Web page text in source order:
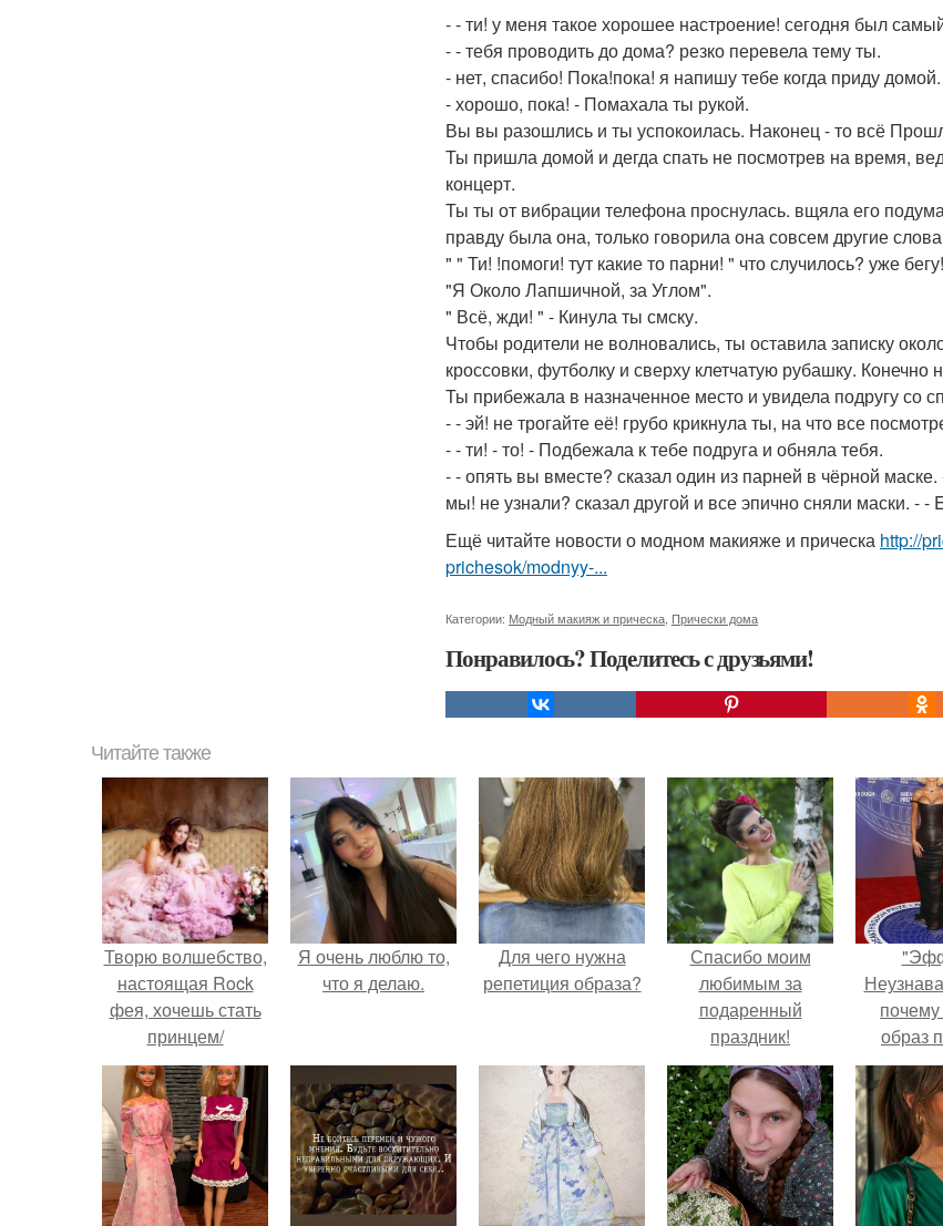
- - ти! у меня такое хорошее настроение! сегодня был
- - тебя проводить до дома? резко перевела тему ты.
- нет, спасибо! Пока!пока! я напишу тебе когда приду
- хорошо, пока! - Помахала ты рукой.
Вы вы разошлись и ты успокоилась. Наконец - то всё
Ты пришла домой и дегда спать не посмотрев на время,
концерт.
Ты ты от вибрации телефона проснулась. вщяла его
правду была она, только говорила она совсем другие
" " Ти! !помоги! тут какие то парни! " что случилось? уже
"Я Около Лапшичной, за Углом".
" Всё, жди! " - Кинула ты смску.
Чтобы родители не волновались, ты оставила записку
кроссовки, футболку и сверху клетчатую рубашку.
Ты прибежала в назначенное место и увидела подругу со
- - эй! не трогайте её! грубо крикнула ты, на что все
- - ти! - то! - Подбежала к тебе подруга и обняла тебя.
- - опять вы вместе? сказал один из парней в чёрной
мы! не узнали? сказал другой и все эпично сняли маски. - -
Ещё читайте новости о модном макияже и прическа http://
prichesok/modnyy-...
Категории: Модный макияж и прическа Прически дома
Понравилось? Поделитесь с друзьями!
Читайте также
Творю волшебство,
настоящая Rock
фея, хочешь стать
принцем/
принцессой или
героем/героиней
крутой съемки?
Я очень люблю то,
что я делаю.
Для чего нужна
репетиция образа?
Спасибо моим
любимым за
подаренный
праздник!
образ
вызвал